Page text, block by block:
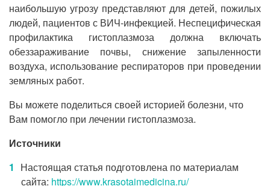
наибольшую угрозу представляют для детей, пожилых
людей, пациентов с ВИЧ-инфекцией. Неспецифическая
профилактика гистоплазмоза должна включать
обеззараживание почвы, снижение запыленности
воздуха, использование респираторов при проведении
земляных работ.
Вы можете поделиться своей историей болезни, что
Вам помогло при лечении гистоплазмоза.
Источники
Настоящая статья подготовлена по материалам
сайта: https://www.krasotaimedicina.ru/